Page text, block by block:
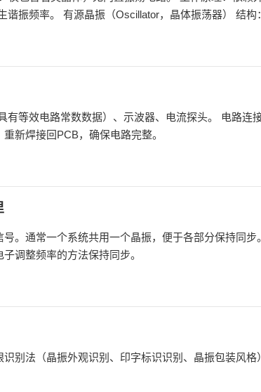
） 结构：集成石英晶体 +
等效电路常数数据）、示波器、电流探头。 电路连
新焊接回PCB，确保电路完整。
。通常一个系统共用一个晶振，便于各部分保持同步
调整频率的方法保持同步。
别法（晶振外观识别、印字标识识别、晶振包装风格